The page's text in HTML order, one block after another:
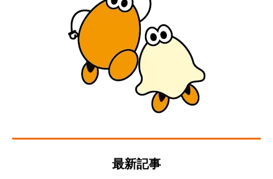
最新記事